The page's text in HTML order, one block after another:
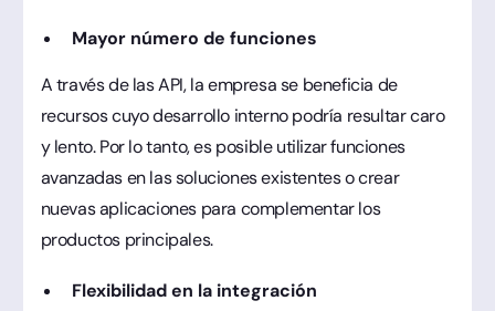
Mayor número de funciones
A través de las API, la empresa se beneficia de
recursos cuyo desarrollo interno podría resultar caro
y lento. Por lo tanto, es posible utilizar funciones
avanzadas en las soluciones existentes o crear
nuevas aplicaciones para complementar los
productos principales.
Flexibilidad en la integración